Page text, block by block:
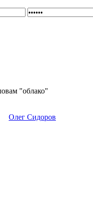
"облако"
Олег Сидоров